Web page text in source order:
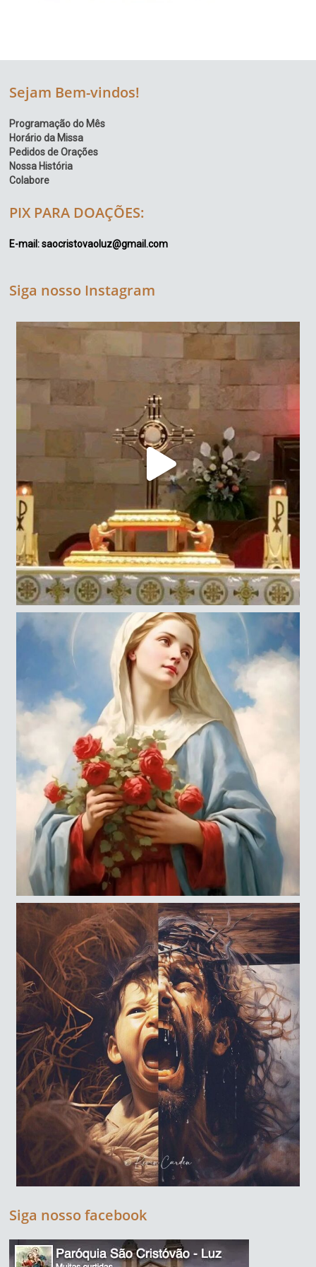
Sejam Bem-vindos!
Programação do Mês
Horário da Missa
Pedidos de Orações
Nossa História
Colabore
PIX PARA DOAÇÕES:
E-mail: saocristovaoluz@gmail.com
Siga nosso Instagram
Siga nosso facebook